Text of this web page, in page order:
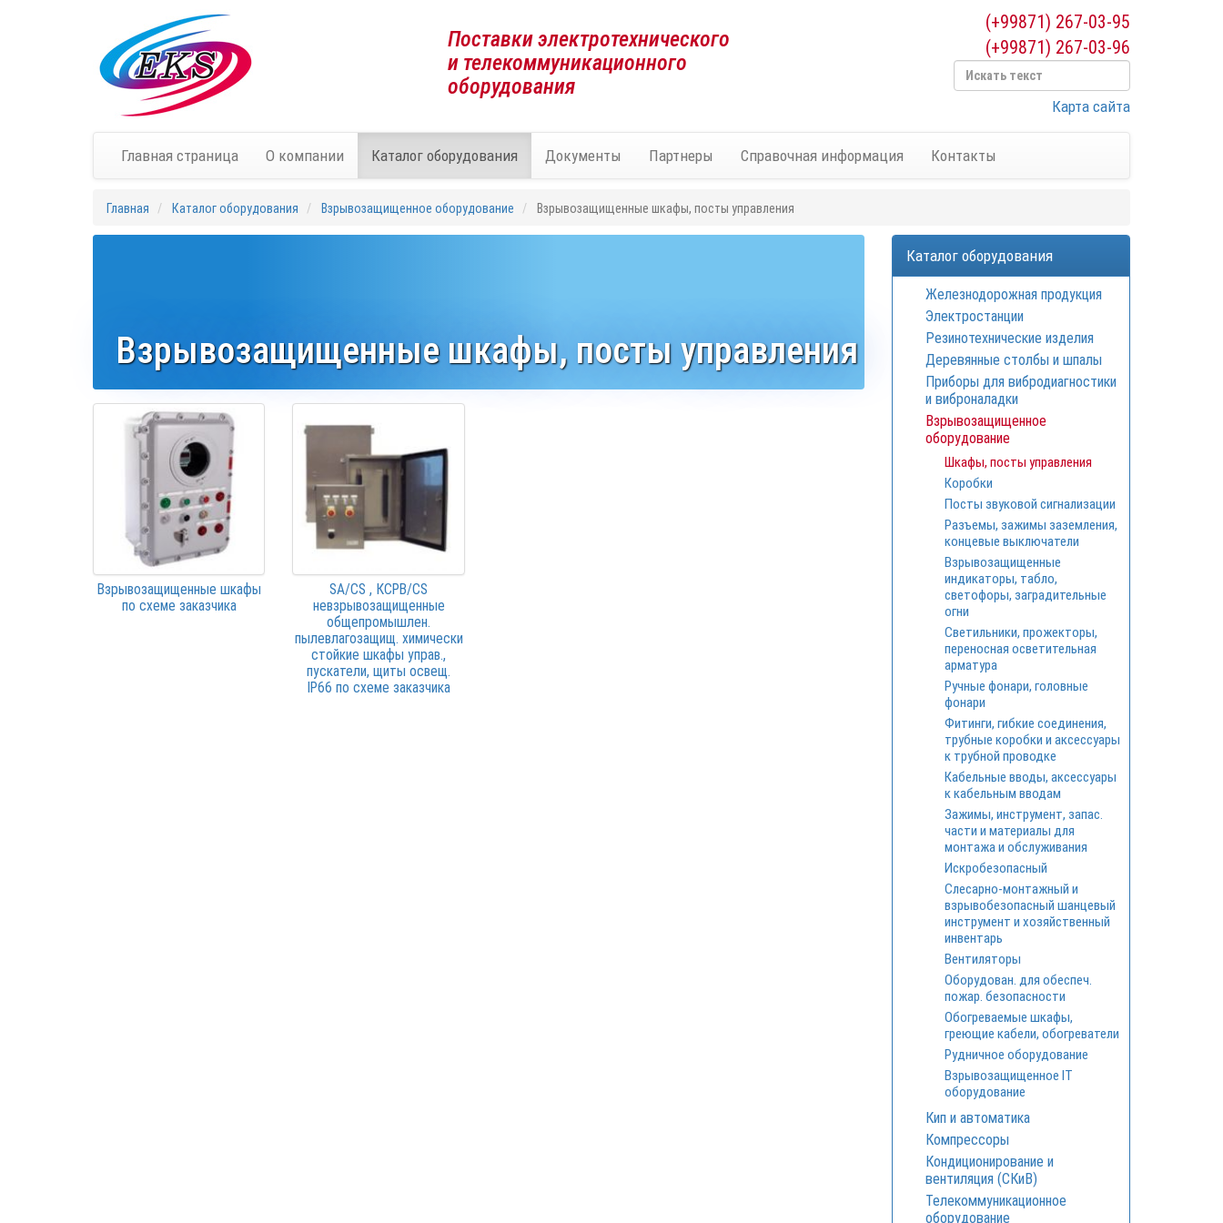
Поставки электротехнического
и телекоммуникационного
оборудования
(+99871) 267-03-95
(+99871) 267-03-96
Карта сайта
Главная страница О компании Каталог оборудования Документы Партнеры Справочная информация Контакты
Главная Каталог оборудования Взрывозащищенное оборудование Взрывозащищенные шкафы, посты управления
Взрывозащищенные шкафы, посты управления
Взрывозащищенные шкафы
по схеме заказчика
SA/CS , КСРВ/CS
невзрывозащищенные
общепромышлен.
пылевлагозащищ. химически
стойкие шкафы управ.,
пускатели, щиты освещ.
IP66 по схеме заказчика
Каталог оборудования
Железнодорожная продукция
Электростанции
Резинотехнические изделия
Деревянные столбы и шпалы
Приборы для вибродиагностики
и виброналадки
Взрывозащищенное
оборудование
Шкафы, посты управления
Коробки
Посты звуковой сигнализации
Разъемы, зажимы заземления,
концевые выключатели
Взрывозащищенные
индикаторы, табло,
светофоры, заградительные
огни
Светильники, прожекторы,
переносная осветительная
арматура
Ручные фонари, головные
фонари
Фитинги, гибкие соединения,
трубные коробки и аксессуары
к трубной проводке
Кабельные вводы, аксессуары
к кабельным вводам
Зажимы, инструмент, запас.
части и материалы для
монтажа и обслуживания
Искробезопасный
Cлесарно-монтажный и
взрывобезопасный шанцевый
инструмент и хозяйственный
инвентарь
Вентиляторы
Оборудован. для обеспеч.
пожар. безопасности
Обогреваемые шкафы,
греющие кабели, обогреватели
Рудничное оборудование
Взрывозащищенное IT
оборудование
Кип и автоматика
Компрессоры
Кондиционирование и
вентиляция (СКиВ)
Телекоммуникационное
оборудование